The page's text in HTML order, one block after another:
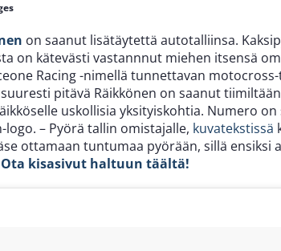
on saanut lisätäytettä autotalliinsa.
on kätevästi vastannnut miehen itsensä
Racing -nimellä tunnettavan
pitävä Räikkönen on saanut
uskollisia yksityiskohtia. Numero
logo. – Pyörä tallin omistajalle, kuvatekstissä
ottamaan tuntumaa pyörään, sillä ensiksi
Ota kisasivut haltuun täältä!